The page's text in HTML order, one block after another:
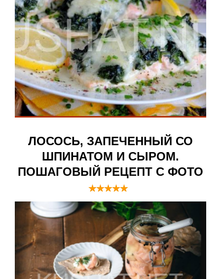
ЛОСОСЬ, ЗАПЕЧЕННЫЙ СО
ШПИНАТОМ И СЫРОМ.
ПОШАГОВЫЙ РЕЦЕПТ С ФОТО